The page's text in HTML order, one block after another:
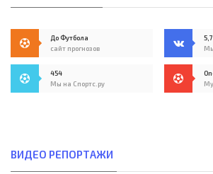
До Футбола
сайт прогнозов
454
Мы на Спортс.ру
ВИДЕО РЕПОРТАЖИ